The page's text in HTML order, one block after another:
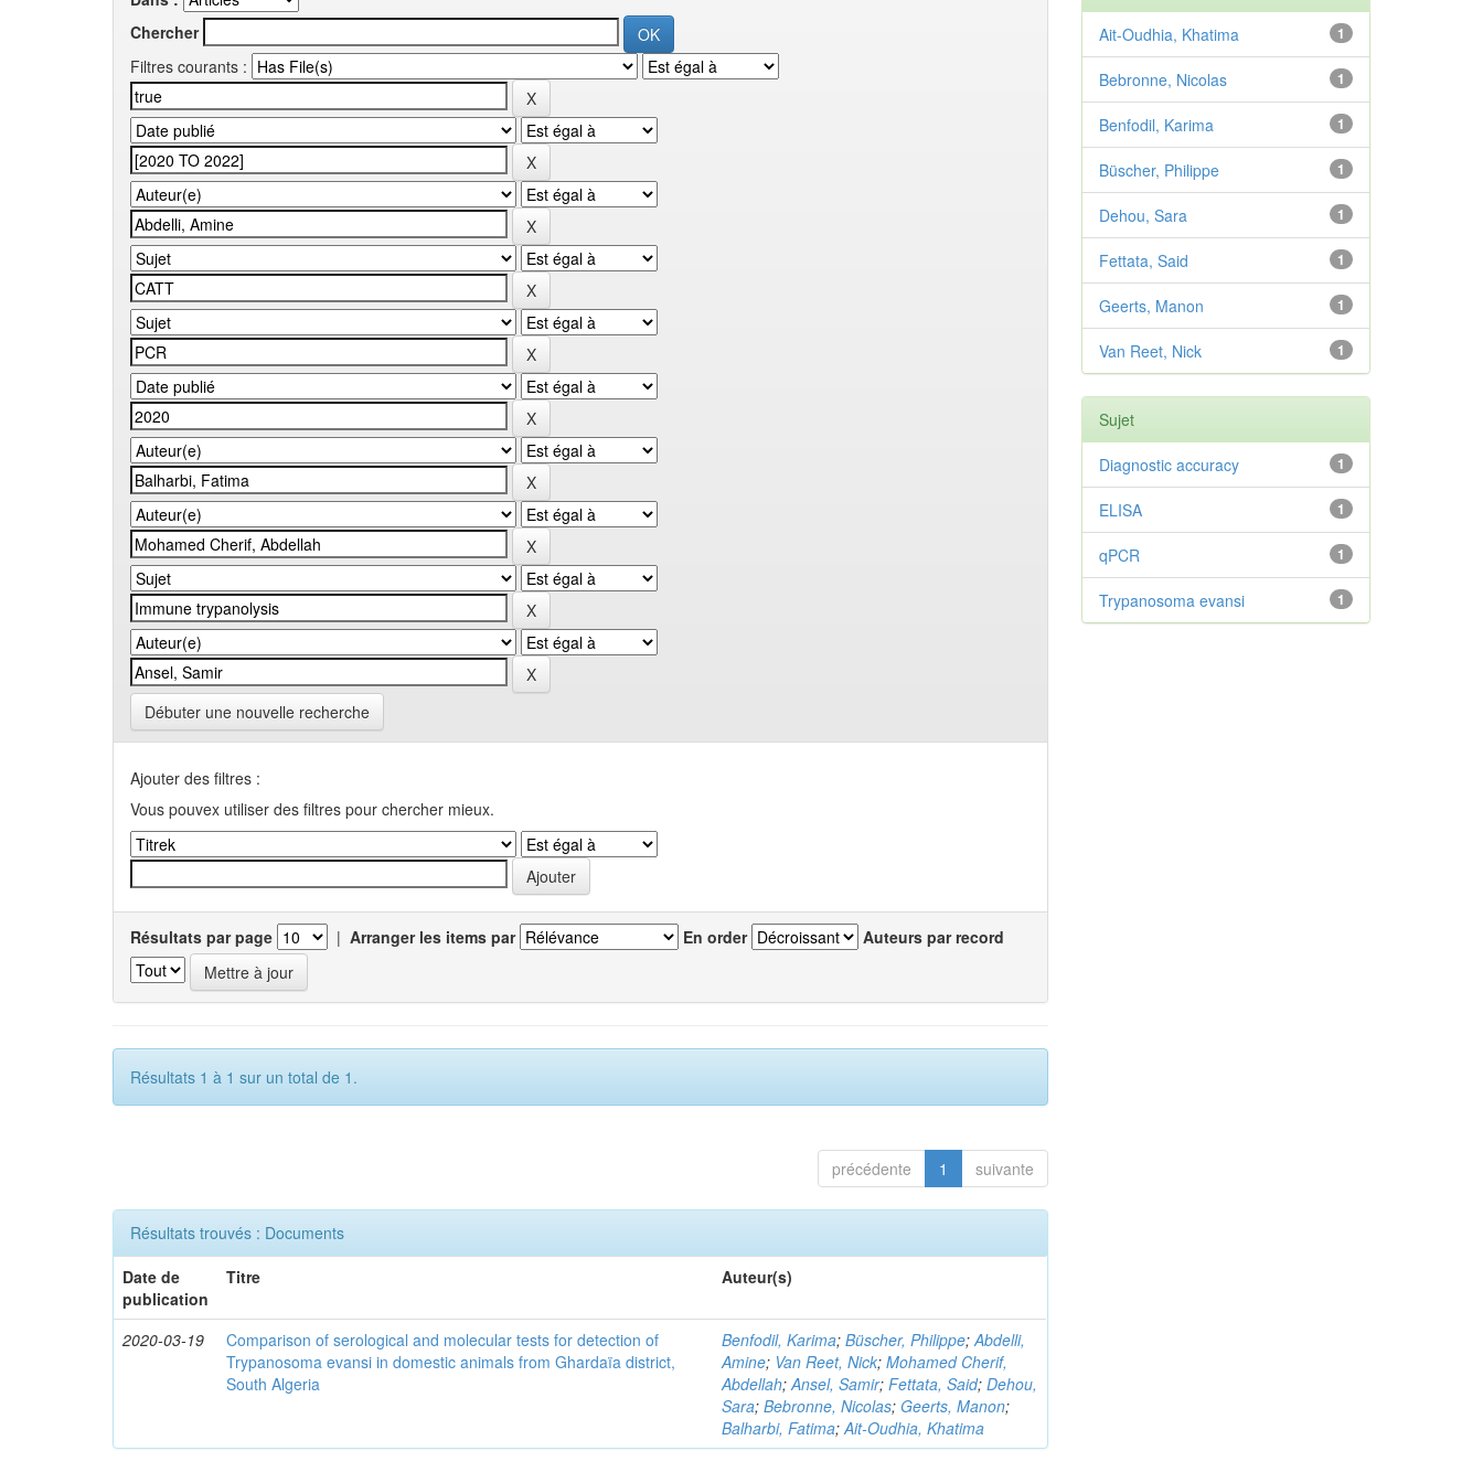
Chercher
Filtres courants :
Débuter une nouvelle recherche
Ajouter des filtres :
Vous pouvex utiliser des filtres pour chercher mieux.
Résultats par page | Arranger les items par En order Auteurs par record
Résultats 1 à 1 sur un total de 1.
précédente 1 suivante
Résultats trouvés : Documents
Date de
publication
Titre Auteur(s)
2020-03-19
Comparison of serological and molecular tests for detection of
Trypanosoma evansi in domestic animals from Ghardaïa district,
South Algeria
Benfodil, Karima;Büscher, Philippe;Abdelli,
Amine; Van Reet, Nick;Mohamed Cherif,
Abdellah;Ansel, Samir;Fettata, Said;Dehou,
Sara;Bebronne, Nicolas; Geerts, Manon;
Balharbi, Fatima;Ait-Oudhia, Khatima
1
Ait-Oudhia, Khatima
1
Bebronne, Nicolas
1
Benfodil, Karima
1
Büscher, Philippe
1
Dehou, Sara
1
Fettata, Said
1
Geerts, Manon
1
Van Reet, Nick
Sujet
1
Diagnostic accuracy
1
ELISA
1
qPCR
1
Trypanosoma evansi